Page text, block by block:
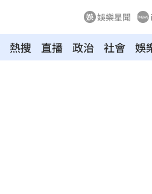
娛樂星聞
熱搜 直播 政治 社會 娛